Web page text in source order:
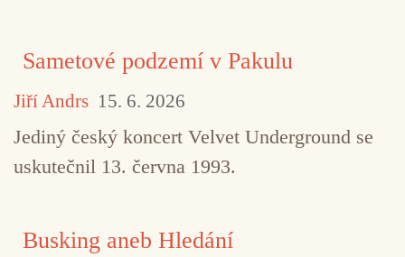
Sametové podzemí v Pakulu
Jiří Andrs 15. 6. 2026
Jediný český koncert Velvet Underground se
uskutečnil 13. června 1993.
Busking aneb Hledání